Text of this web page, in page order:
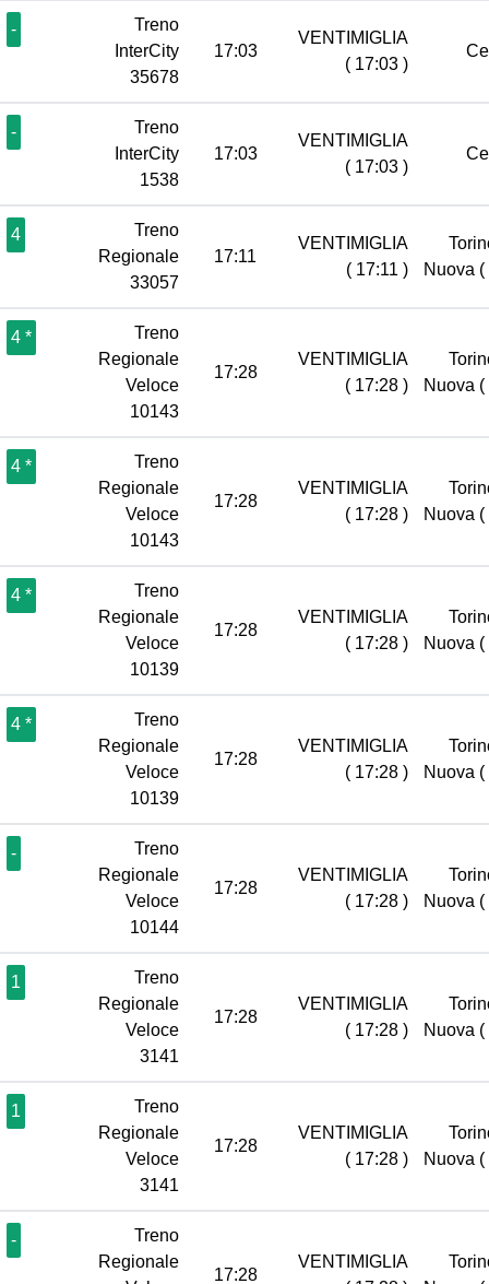
-
Treno
InterCity
35678
17:03
VENTIMIGLIA
( 17:03 )
-
Treno
InterCity
1538
17:03
VENTIMIGLIA
( 17:03 )
4
Treno
Regionale
33057
17:11
VENTIMIGLIA
( 17:11 )
Nuova (
4 *
Treno
Regionale
Veloce
10143
17:28
VENTIMIGLIA
( 17:28 )
Nuova (
4 *
Treno
Regionale
Veloce
10143
17:28
VENTIMIGLIA
( 17:28 )
Nuova (
4 *
Treno
Regionale
Veloce
10139
17:28
VENTIMIGLIA
( 17:28 )
Nuova (
4 *
Treno
Regionale
Veloce
10139
17:28
VENTIMIGLIA
( 17:28 )
Nuova (
-
Treno
Regionale
Veloce
10144
17:28
VENTIMIGLIA
( 17:28 )
Nuova (
1
Treno
Regionale
Veloce
3141
17:28
VENTIMIGLIA
( 17:28 )
Nuova (
1
Treno
Regionale
Veloce
3141
17:28
VENTIMIGLIA
( 17:28 )
Nuova (
-
Treno
Regionale
17:28
VENTIMIGLIA